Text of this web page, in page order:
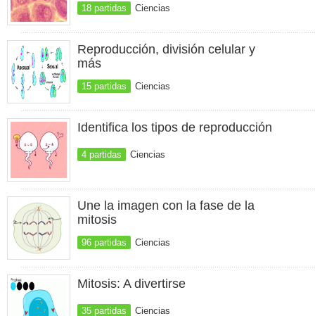
18 partidas Ciencias
Reproducción, división celular y
más
15 partidas Ciencias
Identifica los tipos de reproducción
4 partidas Ciencias
Une la imagen con la fase de la
mitosis
96 partidas Ciencias
Mitosis: A divertirse
35 partidas Ciencias